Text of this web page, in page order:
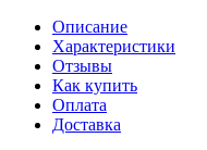
Описание
Характеристики
Отзывы
Как купить
Оплата
Доставка